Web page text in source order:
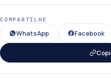
COMPARTILHE
WhatsApp Facebook